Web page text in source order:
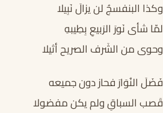
وكذا البنفسجُ لن يزالَ نَبِيلا
لمّا شأى نَورَ الرَبيعِ بِطِيبهِ
وحوى من الشَرف الصريح أثيلا
فَضَلَ النُوَارَ فحاز دون جميعه
قَصب السباقِ ولم يكن مفضولا